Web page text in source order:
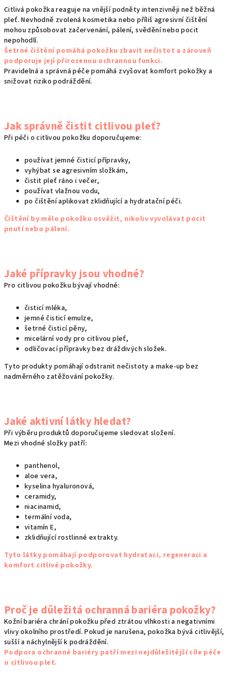
p
r
v
k
y
v
u
Citlivá pokožka reaguje na vnější podněty intenzivněji než běžná
pleť. Nevhodně zvolená kosmetika nebo příliš agresivní čištění
mohou způsobovat začervenání, pálení, svědění nebo pocit
nepohodlí.
Šetrné čištění pomáhá pokožku zbavit nečistot a zároveň
podporuje její přirozenou ochrannou funkci.
Pravidelná a správná péče pomáhá zvyšovat komfort pokožky a
snižovat riziko podráždění.
Jak správně čistit citlivou pleť?
Při péči o citlivou pokožku doporučujeme:
používat jemné čisticí přípravky,
vyhýbat se agresivním složkám,
čistit pleť ráno i večer,
používat vlažnou vodu,
po čištění aplikovat zklidňující a hydratační péči.
Čištění by mělo pokožku osvěžit, nikoliv vyvolávat pocit
pnutí nebo pálení.
Jaké přípravky jsou vhodné?
Pro citlivou pokožku bývají vhodné:
čisticí mléka,
jemné čisticí emulze,
šetrné čisticí pěny,
micelární vody pro citlivou pleť,
odličovací přípravky bez dráždivých složek.
Tyto produkty pomáhají odstranit nečistoty a make-up bez
nadměrného zatěžování pokožky.
Jaké aktivní látky hledat?
Při výběru produktů doporučujeme sledovat složení.
Mezi vhodné složky patří:
panthenol,
aloe vera,
kyselina hyaluronová,
ceramidy,
niacinamid,
termální voda,
vitamín E,
zklidňující rostlinné extrakty.
Tyto látky pomáhají podporovat hydrataci, regeneraci a
komfort citlivé pokožky.
Proč je důležitá ochranná bariéra pokožky?
Kožní bariéra chrání pokožku před ztrátou vlhkosti a negativními
vlivy okolního prostředí. Pokud je narušena, pokožka bývá citlivější,
sušší a náchylnější k podráždění.
Podpora ochranné bariéry patří mezi nejdůležitější cíle péče
o citlivou pleť.